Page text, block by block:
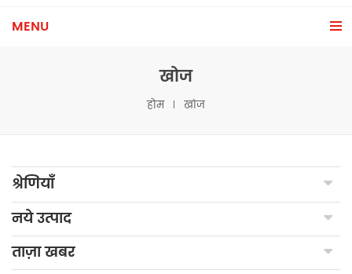
MENU
खोज
होम खोज
श्रेणियाँ
नये उत्पाद
ताज़ा खबर